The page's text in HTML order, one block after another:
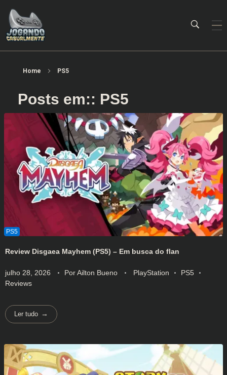
Home PS5
Posts em:: PS5
Review Disgaea Mayhem (PS5) – Em busca do flan
julho 28, 2026 PorAilton Bueno PlayStation
PS5
Reviews
Ler tudo